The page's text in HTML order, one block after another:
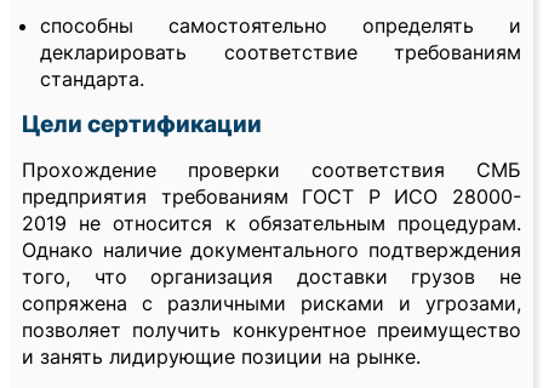
способны самостоятельно определять и
декларировать соответствие требованиям
стандарта.
Цели сертификации
Прохождение проверки соответствия СМБ
предприятия требованиям ГОСТ Р ИСО 28000-
2019 не относится к обязательным процедурам.
Однако наличие документального подтверждения
того, что организация доставки грузов не
сопряжена с различными рисками и угрозами,
позволяет получить конкурентное преимущество
и занять лидирующие позиции на рынке.